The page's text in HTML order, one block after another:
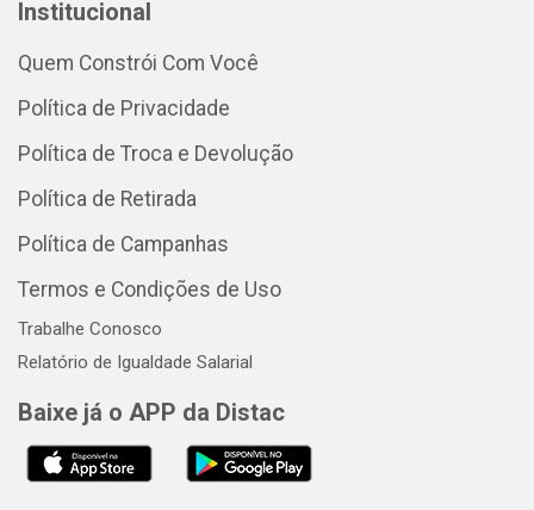
Institucional
Quem Constrói Com Você
Política de Privacidade
Política de Troca e Devolução
Política de Retirada
Política de Campanhas
Termos e Condições de Uso
Trabalhe Conosco
Relatório de Igualdade Salarial
Baixe já o APP da Distac